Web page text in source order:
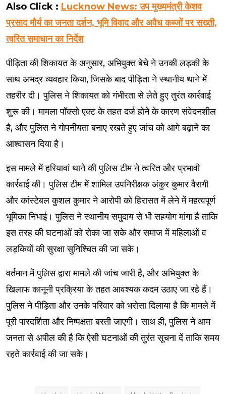
Also Click : Lucknow News: उप मुख्यमंत्री केशव
प्रसाद मौर्य का जनता दर्शन, भूमि विवाद और अवैध कब्जों पर सख्ती,
त्वरित समाधान का निर्देश
पीड़िता की शिकायत के अनुसार, अभियुक्त बेचे ने उनकी लड़की के
साथ अभद्र व्यवहार किया, जिसके बाद पीड़िता ने स्थानीय थाने में
तहरीर दी। पुलिस ने शिकायत को गंभीरता से लेते हुए तुरंत कार्रवाई
शुरू की। मामला पॉक्सो एक्ट के तहत दर्ज होने के कारण संवेदनशील
है, और पुलिस ने गोपनीयता बनाए रखते हुए जांच को आगे बढ़ाने का
आश्वासन दिया है।
इस मामले में हरियावां थाने की पुलिस टीम ने त्वरित और प्रभावी
कार्रवाई की। पुलिस टीम में शामिल उपनिरीक्षक अंकुर कुमार वैरागी
और कांस्टेबल कुशल कुमार ने आरोपी को हिरासत में लेने में महत्वपूर्ण
भूमिका निभाई। पुलिस ने स्थानीय समुदाय से भी सहयोग मांगा है ताकि
इस तरह की घटनाओं को रोका जा सके और समाज में महिलाओं व
लड़कियों की सुरक्षा सुनिश्चित की जा सके।
वर्तमान में पुलिस द्वारा मामले की जांच जारी है, और अभियुक्त के
खिलाफ कानूनी प्रक्रिया के तहत आवश्यक कदम उठाए जा रहे हैं।
पुलिस ने पीड़िता और उनके परिवार को भरोसा दिलाया है कि मामले में
पूरी पारदर्शिता और निष्पक्षता बरती जाएगी। साथ ही, पुलिस ने आम
जनता से अपील की है कि ऐसी घटनाओं की तुरंत सूचना दें ताकि समय
रहते कार्रवाई की जा सके।